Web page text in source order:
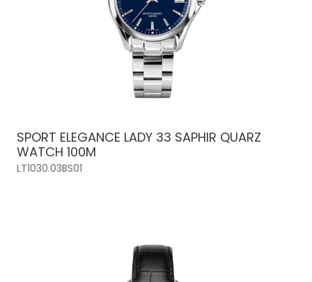
SPORT ELEGANCE LADY 33 SAPHIR QUARZ
WATCH 100M
LT1030.03BS01